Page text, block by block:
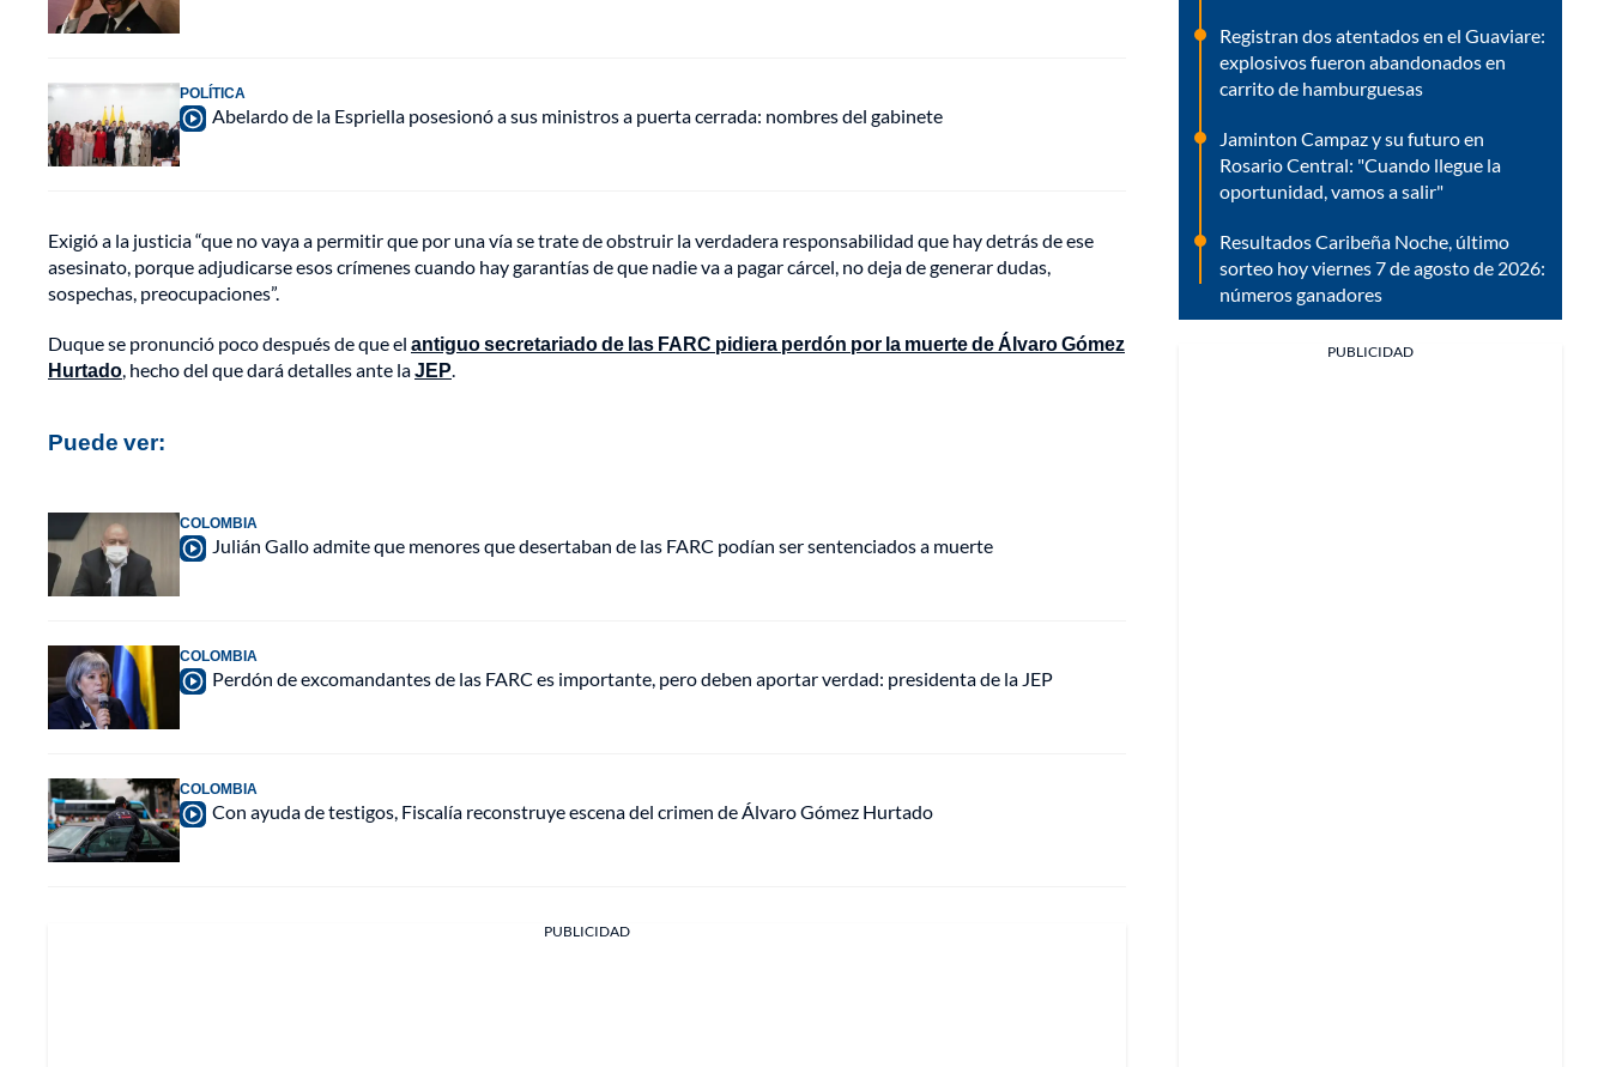
POLÍTICA
Abelardo de la Espriella posesionó a sus ministros a puerta cerrada: nombres del gabinete
Exigió a la justicia “que no vaya a permitir que por una vía se trate de obstruir la verdadera responsabilidad que hay detrás de ese
asesinato, porque adjudicarse esos crímenes cuando hay garantías de que nadie va a pagar cárcel, no deja de generar dudas,
sospechas, preocupaciones”.
Duque se pronunció poco después de que el antiguo secretariado de las FARC pidiera perdón por la muerte de Álvaro Gómez
Hurtado, hecho del que dará detalles ante laJEP.
Puede ver:
COLOMBIA
Julián Gallo admite que menores que desertaban de las FARC podían ser sentenciados a muerte
COLOMBIA
Perdón de excomandantes de las FARC es importante, pero deben aportar verdad: presidenta de la JEP
COLOMBIA
Con ayuda de testigos, Fiscalía reconstruye escena del crimen de Álvaro Gómez Hurtado
PUBLICIDAD
Registran dos atentados en el Guaviare:
explosivos fueron abandonados en
carrito de hamburguesas
Jaminton Campaz y su futuro en
Rosario Central: "Cuando llegue la
oportunidad, vamos a salir"
Resultados Caribeña Noche, último
sorteo hoy viernes 7 de agosto de 2026:
números ganadores
PUBLICIDAD